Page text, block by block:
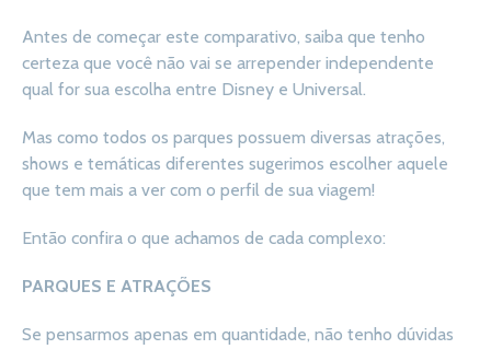
Antes de começar este comparativo, saiba que tenho
certeza que você não vai se arrepender independente
qual for sua escolha entre Disney e Universal.
Mas como todos os parques possuem diversas atrações,
shows e temáticas diferentes sugerimos escolher aquele
que tem mais a ver com o perfil de sua viagem!
Então confira o que achamos de cada complexo:
PARQUES E ATRAÇÕES
Se pensarmos apenas em quantidade, não tenho dúvidas